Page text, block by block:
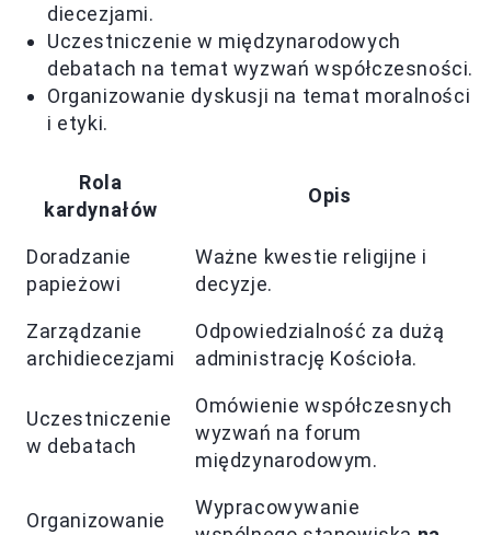
diecezjami.
Uczestniczenie w międzynarodowych
debatach na temat wyzwań współczesności.
Organizowanie dyskusji na temat moralności
i etyki.
Rola
kardynałów
Opis
Doradzanie
papieżowi
Ważne kwestie religijne i
decyzje.
Zarządzanie
archidiecezjami
Odpowiedzialność za dużą
administrację Kościoła.
Uczestniczenie
w debatach
Omówienie współczesnych
wyzwań na forum
międzynarodowym.
Organizowanie
Wypracowywanie